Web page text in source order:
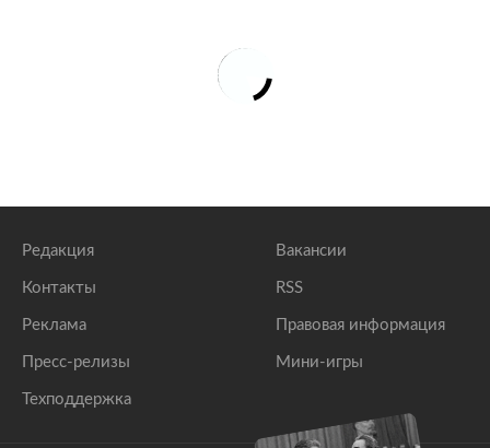
Редакция
Контакты
Реклама
Пресс-релизы
Техподдержка
Вакансии
RSS
Правовая информация
Мини-игры